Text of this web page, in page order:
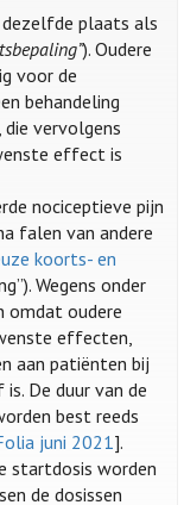
plaats als
). Oudere
voor de
behandeling
vervolgens
effect is
nociceptieve pijn
falen van andere
koorts- en
Wegens onder
omdat oudere
effecten,
aan patiënten bij
De duur van de
best reeds
juni 2021].
startdosis worden
de dosissen